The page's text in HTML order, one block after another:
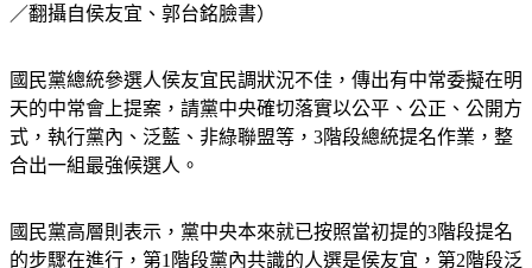
／翻攝自侯友宜、郭台銘臉書）
國民黨總統參選人侯友宜民調狀況不佳，傳出有中常委擬在明
天的中常會上提案，請黨中央確切落實以公平、公正、公開方
式，執行黨內、泛藍、非綠聯盟等，3階段總統提名作業，整
合出一組最強候選人。
國民黨高層則表示，黨中央本來就已按照當初提的3階段提名
的步驟在進行，第1階段黨內共識的人選是侯友宜，第2階段泛